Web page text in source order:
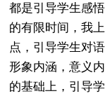
都是引导学生感
的有限时间，我
点，引导学生对
形象内涵，意义
的基础上，引导